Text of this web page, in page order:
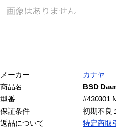
メーカー
カナヤ
商品名
BSD
型番
#430301
保証条件
初期不良
返品について
特定商取